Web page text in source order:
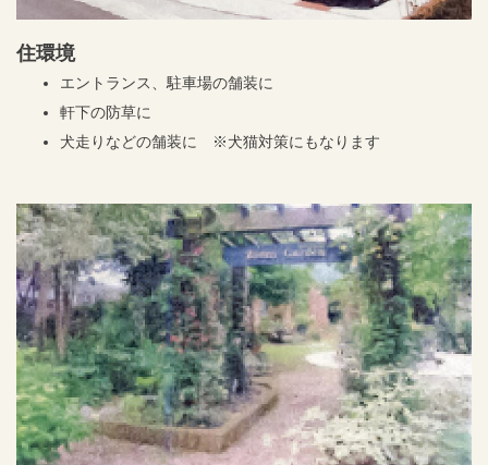
住環境
エントランス、駐車場の舗装に
軒下の防草に
犬走りなどの舗装に ※犬猫対策にもなります